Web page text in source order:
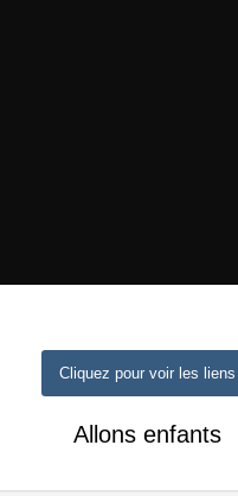
Cliquez pour voir les liens
Allons enfants